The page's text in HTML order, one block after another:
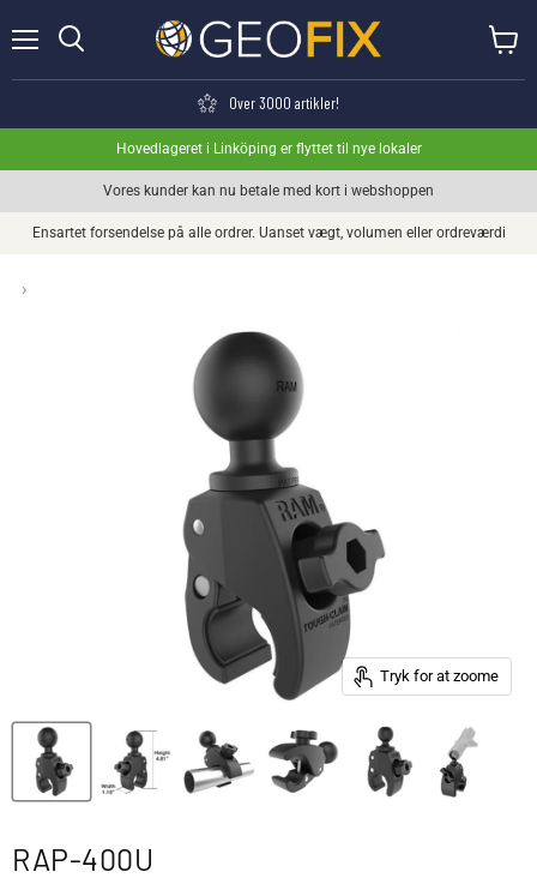
Over 3000 artikler!
Hovedlageret i Linköping er flyttet til nye lokaler
Vores kunder kan nu betale med kort i webshoppen
Ensartet forsendelse på alle ordrer. Uanset vægt, volumen eller ordreværdi
›
Tryk for at zoome
RAP-400U